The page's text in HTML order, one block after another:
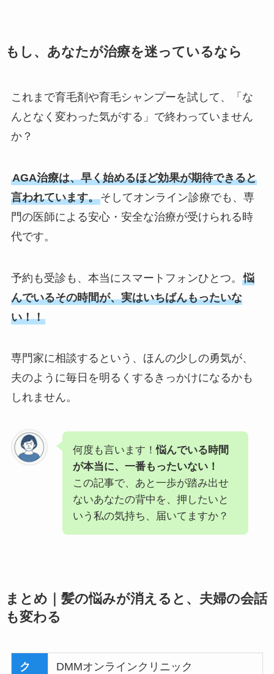
もし、あなたが治療を迷っているなら
これまで育毛剤や育毛シャンプーを試して、「な
んとなく変わった気がする」で終わっていません
か？
AGA治療は、早く始めるほど効果が期待できると
言われています。そしてオンライン診療でも、専
門の医師による安心・安全な治療が受けられる時
代です。
予約も受診も、本当にスマートフォンひとつ。 悩
んでいるその時間が、実はいちばんもったいな
い！！
専門家に相談するという、ほんの少しの勇気が、
夫のように毎日を明るくするきっかけになるかも
しれません。
何度も言います！悩んでいる時間
が本当に、一番もったいない！
この記事で、あと一歩が踏み出せ
ないあなたの背中を、押したいと
いう私の気持ち、届いてますか？
まとめ｜髪の悩みが消えると、夫婦の会話
も変わる
ク
DMMオンラインクリニック